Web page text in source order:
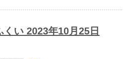
くい 2023年10月25日